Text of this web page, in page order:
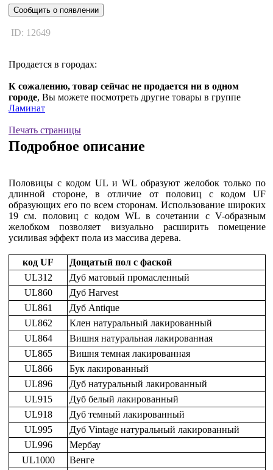
Сообщить о появлении
ID: 12649
Продается в городах:
К сожалению, товар сейчас не продается ни в одном
городе, Вы можете посмотреть другие товары в группе
Ламинат
Печать страницы
Подробное описание
Половицы с кодом UL и WL образуют желобок только по
длинной стороне, в отличие от половиц с кодом UF
образующих его по всем сторонам. Использование широких
19 см. половиц с кодом WL в сочетании с V-образным
желобком позволяет визуально расширить помещение
усиливая эффект пола из массива дерева.
код UF
Дощатый пол с фаской
UL312
Дуб матовый промасленный
UL860
Дуб Harvest
UL861
Дуб Antique
UL862
Клен натуральный лакированный
UL864
Вишня натуральная лакированная
UL865
Вишня темная лакированная
UL866
Бук лакированный
UL896
Дуб натуральный лакированный
UL915
Дуб белый лакированный
UL918
Дуб темный лакированный
UL995
Дуб Vintage натуральный лакированный
UL996
Мербау
UL1000
Венге